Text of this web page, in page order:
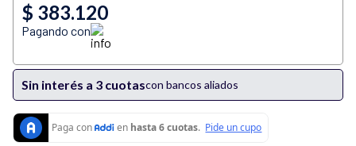
$ 383.120
Pagando con
Sin interés a 3 cuotascon bancos aliados